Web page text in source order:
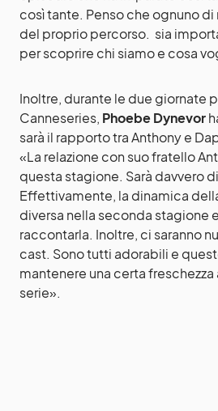
così tante. Penso che ognuno
del proprio percorso. sia
per scoprire chi siamo e cosa
Inoltre, durante le due giornate
Canneseries, Phoebe Dynevor
sarà il rapporto tra Anthony e
«La relazione con suo fratello
questa stagione. Sarà davvero
Effettivamente, la dinamica
diversa nella seconda stagione
raccontarla. Inoltre, ci saranno
cast. Sono tutti adorabili e
mantenere una certa freschezza
serie».